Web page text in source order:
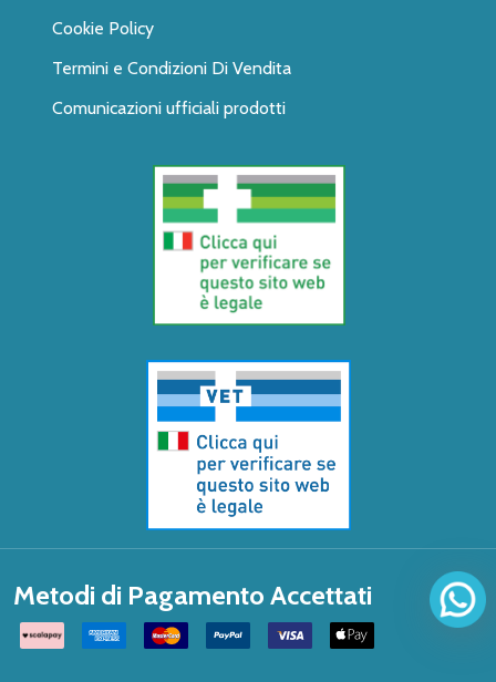
Cookie Policy
Termini e Condizioni Di Vendita
Comunicazioni ufficiali prodotti
Metodi di Pagamento Accettati